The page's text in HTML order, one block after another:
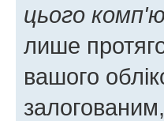
цього
лише
вашого